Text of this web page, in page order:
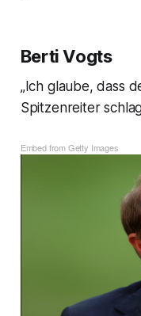
Berti Vogts
„Ich glaube, dass
Spitzenreiter
Embed from Getty Images